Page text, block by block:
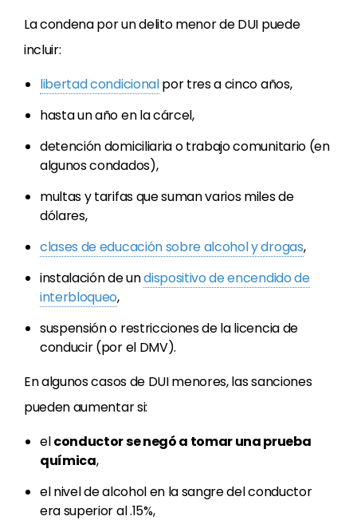
La condena por un delito menor de DUI puede
incluir:
libertad condicionalpor tres a cinco años,
hasta un año en la cárcel,
detención domiciliaria o trabajo comunitario (en
algunos condados),
multas y tarifas que suman varios miles de
dólares,
clases de educación sobre alcohol y drogas,
instalación de undispositivo de encendido de
interbloqueo,
suspensión o restricciones de la licencia de
conducir (por el DMV).
En algunos casos de DUI menores, las sanciones
pueden aumentar si:
elconductor se negó a tomar una prueba
química,
el nivel de alcohol en la sangre del conductor
era superior al .15%,